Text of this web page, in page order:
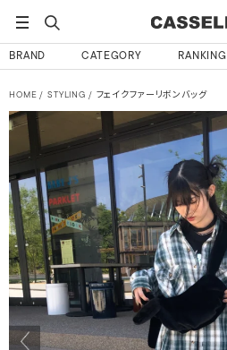
BRAND CATEGORY RANKING
HOME STYLING フェイクファーリボンバッグ